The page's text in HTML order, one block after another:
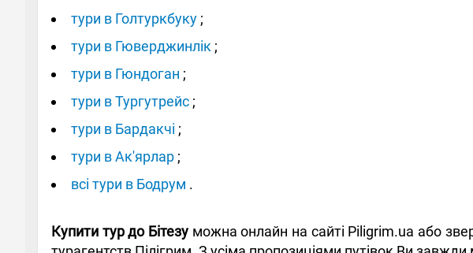
тури в Голтуркбуку ;
тури в Гюверджинлік ;
тури в Гюндоган ;
тури в Тургутрейс ;
тури в Бардакчі ;
тури в Ак'ярлар ;
всі тури в Бодрум .
Купити тур до Бітезу можна онлайн на сайті Piligrim.ua або